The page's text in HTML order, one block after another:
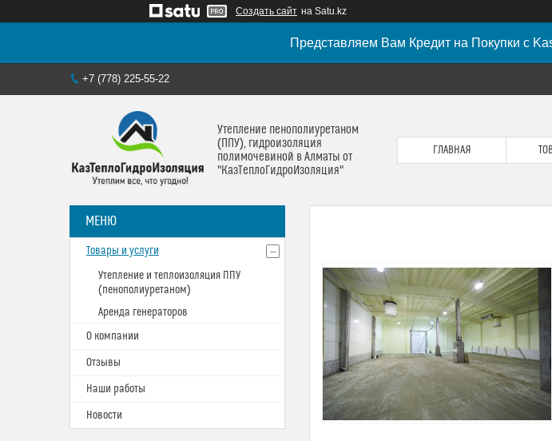
Создать сайт на Satu.kz
Представляем Вам Кредит на Покупки с
+7 (778) 225-55-22
Утепление пенополиуретаном
(ППУ), гидроизоляция
полимочевиной в Алматы от
"КазТеплоГидроИзоляция"
ГЛАВНАЯ
Товары и услуги
Утепление и теплоизоляция ППУ
(пенополиуретаном)
Аренда генераторов
О компании
Отзывы
Наши работы
Новости